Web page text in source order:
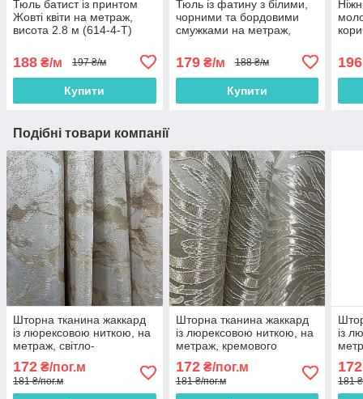
Тюль батист із принтом
Жовті квіти на метраж,
висота 2.8 м (614-4-T)
188 ₴/м 197 ₴/м
Купити
Тюль із фатину з білими,
чорними та бордовими
смужками на метраж,
BORDO)
179₴/м 188 ₴/м
Купити
196
Подібні товари компанії
Шторна тканина жаккард
із люрексовою ниткою, на
метраж, світло-
золотистого кольору,
ширина 1.5 м (D28-1)
172 ₴/пог.м
181 ₴/пог.м
Шторна тканина жаккард
із люрексовою ниткою, на
метраж, кремового
кольору, ширина 1.5 м
(D27-3)
172₴/пог.м
181 ₴/пог.м
із
172
181